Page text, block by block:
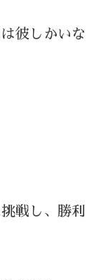
彼しかいな
戦し、勝利